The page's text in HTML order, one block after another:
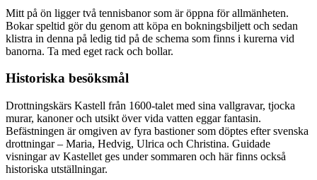
Mitt på ön ligger två tennisbanor som är öppna för allmänheten.
Bokar speltid gör du genom att köpa en bokningsbiljett och sedan
klistra in denna på ledig tid på de schema som finns i kurerna vid
banorna. Ta med eget rack och bollar.
Historiska besöksmål
Drottningskärs Kastell från 1600-talet med sina vallgravar, tjocka
murar, kanoner och utsikt över vida vatten eggar fantasin.
Befästningen är omgiven av fyra bastioner som döptes efter svenska
drottningar – Maria, Hedvig, Ulrica och Christina. Guidade
visningar av Kastellet ges under sommaren och här finns också
historiska utställningar.